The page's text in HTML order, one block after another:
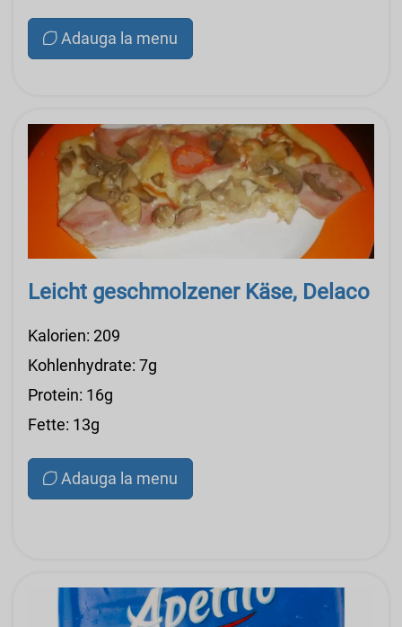
Adauga la menu
Leicht geschmolzener Käse, Delaco
Kalorien: 209
Kohlenhydrate: 7g
Protein: 16g
Fette: 13g
Adauga la menu